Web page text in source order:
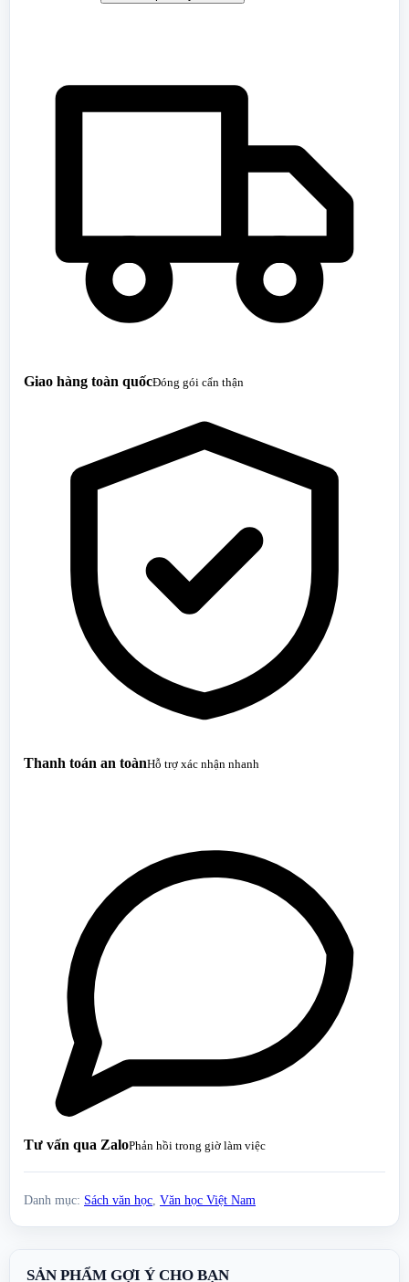
Giao hàng toàn quốcĐóng gói cẩn thận
Thanh toán an toànHỗ trợ xác nhận nhanh
Tư vấn qua ZaloPhản hồi trong giờ làm việc
Danh mục: Sách văn học Văn học Việt Nam
SẢN PHẨM GỢI Ý CHO BẠN